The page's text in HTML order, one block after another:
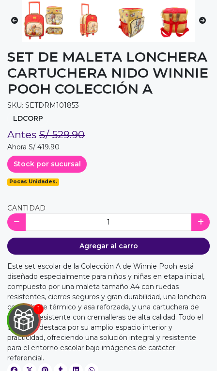
SET DE MALETA LONCHERA
CARTUCHERA NIDO WINNIE
POOH COLECCIÓN A
SKU: SETDRM101853
LDCORP
Antes S/ 529.90
Ahora S/ 419.90
Stock por sucursal
Pocas Unidades.
CANTIDAD
Agregar al carro
Este set escolar de la Colección A de Winnie Pooh está
diseñado especialmente para niños y niñas en etapa inicial,
compuesto por una maleta tamaño A4 con ruedas
resistentes, cierres seguros y gran durabilidad, una lonchera
con aislante térmico y asa reforzada, y una cartuchera de
material resistente con cremalleras de alta calidad. Todo el
conjunto destaca por su amplio espacio interior y
practicidad, ofreciendo una solución integral y resistente
para el entorno escolar bajo imágenes de carácter
referencial.